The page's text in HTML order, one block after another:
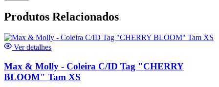
Produtos Relacionados
Ver detalhes
Max & Molly - Coleira C/ID Tag "CHERRY
BLOOM" Tam XS